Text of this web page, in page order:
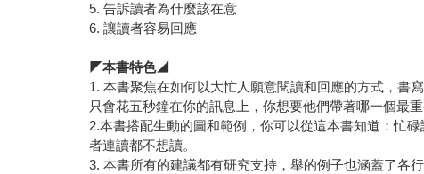
5. 告訴讀者為什麼該在意
6. 讓讀者容易回應
◤本書特色◢
1. 本書聚焦在如何以大忙人願意閱讀和回應的方式，書
只會花五秒鐘在你的訊息上，你想要他們帶著哪一個最
2.本書搭配生動的圖和範例，你可以從這本書知道：忙
者連讀都不想讀。
3. 本書所有的建議都有研究支持，舉的例子也涵蓋了各